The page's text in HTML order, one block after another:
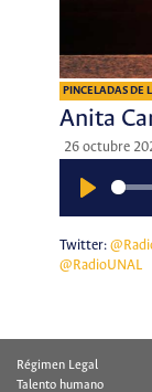
PINCELADAS DE
Anita
26 octubre
Twitter:
@RadioUNAL
Régimen Legal
Talento humano